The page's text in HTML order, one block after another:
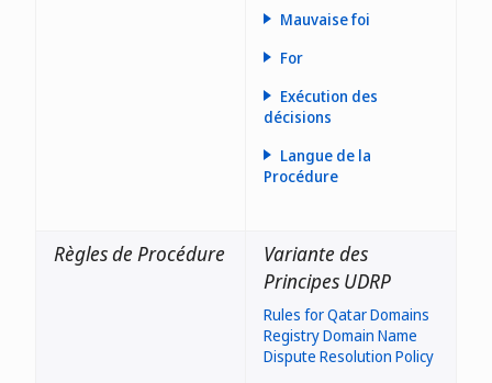
Mauvaise foi
For
Exécution des
décisions
Langue de la
Procédure
Règles de Procédure
Variante des
Principes UDRP
Rules for Qatar Domains
Registry Domain Name
Dispute Resolution Policy